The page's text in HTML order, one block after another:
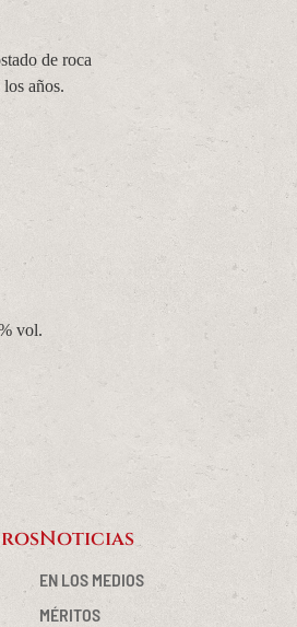
Noticias
EN LOS MEDIOS
MÉRITOS
de roca
años.
vol.